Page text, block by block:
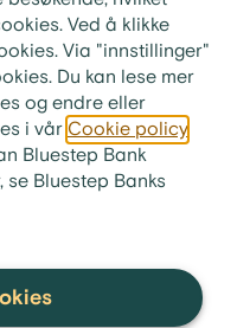
Ved å klikke
Via "innstillinger"
Du kan lese mer
og endre eller
i vår Cookie policy
Bluestep Bank
Bluestep Banks
i stedet for
svar